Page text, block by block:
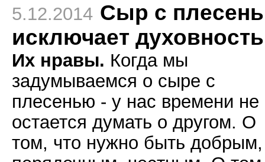
5.12.2014 Cыр с
исключает духовность
Их нравы. Когда мы
задумываемся о сыре с
плесенью - у нас времени не
остается думать о другом. О
том, что нужно быть добрым,